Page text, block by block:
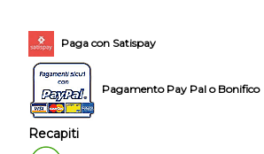
Paga con Satispay
Pagamento Pay Pal o Bonifico
Recapiti